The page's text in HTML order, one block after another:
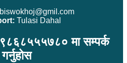
Tulasi Dahal
९८६८५५५७८० मा सम्पर्क
गर्नुहोस